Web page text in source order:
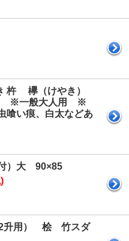
杵 欅（けやき）
※一般大人用 ※
喰い痕、白太などあ
）大 90×85
2升用） 桧 竹スダ